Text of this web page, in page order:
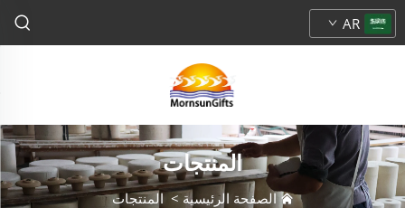
AR
المنتجات
الصفحة الرئيسية>المنتجات